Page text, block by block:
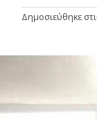
Δημοσιεύθηκε